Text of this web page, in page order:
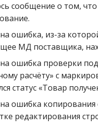
сообщение о том,
ошибка, из-за
МД поставщика,
ошибка проверки
расчёту» с
статус «Товар
ошибка
редактирования